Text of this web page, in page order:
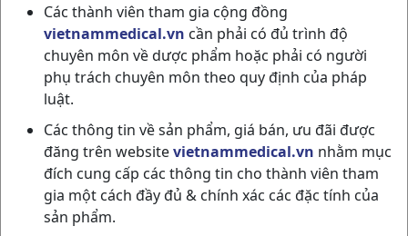
Các thành viên tham gia cộng đồng
vietnammedical.vn cần phải có đủ trình độ
chuyên môn về dược phẩm hoặc phải có người
phụ trách chuyên môn theo quy định của pháp
luật.
Các thông tin về sản phẩm, giá bán, ưu đãi được
đăng trên websitevietnammedical.vn nhằm mục
đích cung cấp các thông tin cho thành viên tham
gia một cách đầy đủ & chính xác các đặc tính của
sản phẩm.